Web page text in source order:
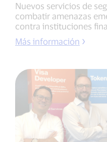
Nuevos servicios de
combatir amenazas
contra instituciones
Más información